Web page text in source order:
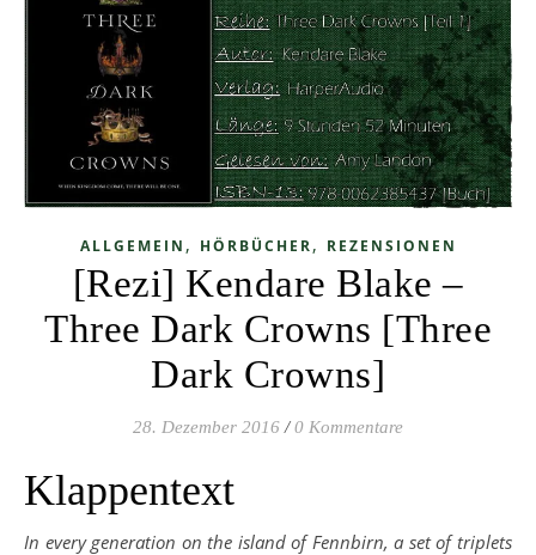
ALLGEMEIN , HÖRBÜCHER, REZENSIONEN
[Rezi] Kendare Blake –
Three Dark Crowns [Three
Dark Crowns]
28. Dezember 2016 / 0 Kommentare
Klappentext
In every generation on the island of Fennbirn, a set of triplets